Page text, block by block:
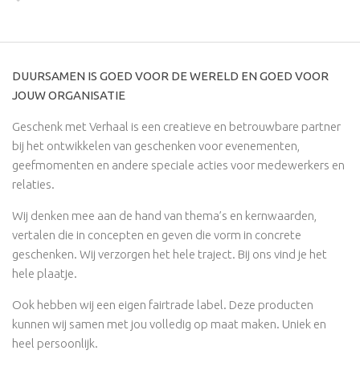
DUURSAMEN IS GOED VOOR DE WERELD EN GOED VOOR
JOUW ORGANISATIE
Geschenk met Verhaal is een creatieve en betrouwbare partner
bij het ontwikkelen van geschenken voor evenementen,
geefmomenten en andere speciale acties voor medewerkers en
relaties.
Wij denken mee aan de hand van thema’s en kernwaarden,
vertalen die in concepten en geven die vorm in concrete
geschenken. Wij verzorgen het hele traject. Bij ons vind je het
hele plaatje.
Ook hebben wij een eigen fairtrade label. Deze producten
kunnen wij samen met jou volledig op maat maken. Uniek en
heel persoonlijk.